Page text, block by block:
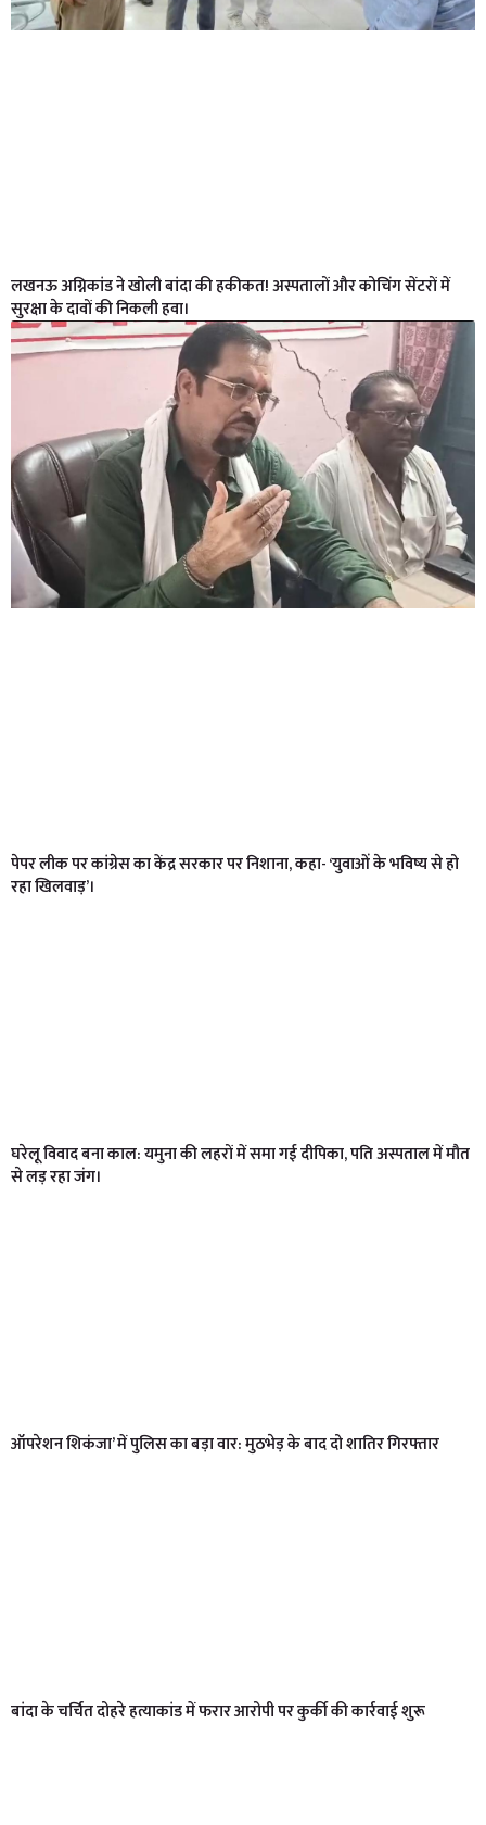
लखनऊ अग्निकांड ने खोली बांदा की हकीकत! अस्पतालों और कोचिंग सेंटरों में
सुरक्षा के दावों की निकली हवा।
पेपर लीक पर कांग्रेस का केंद्र सरकार पर निशाना, कहा- ‘युवाओं के भविष्य से हो
रहा खिलवाड़’।
घरेलू विवाद बना काल: यमुना की लहरों में समा गई दीपिका, पति अस्पताल में मौत
से लड़ रहा जंग।
ऑपरेशन शिकंजा’ में पुलिस का बड़ा वार: मुठभेड़ के बाद दो शातिर गिरफ्तार
बांदा के चर्चित दोहरे हत्याकांड में फरार आरोपी पर कुर्की की कार्रवाई शुरू